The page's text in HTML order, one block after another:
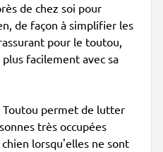
de chez soi pour
de façon à simplifier les
pour le toutou,
facilement avec sa
permet de lutter
très occupées
lorsqu'elles ne sont